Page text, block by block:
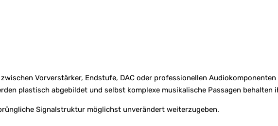
Vorverstärker, Endstufe, DAC oder professionellen
plastisch abgebildet und selbst komplexe musikalische Passagen behalten
Signalstruktur möglichst unverändert weiterzugeben.